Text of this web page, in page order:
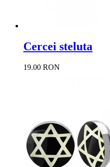
Cercei steluta
19.00 RON